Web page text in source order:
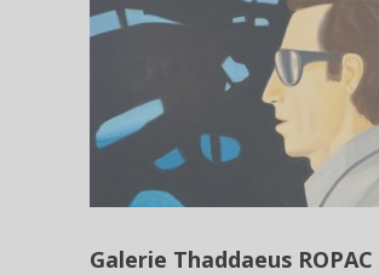
Galerie Thaddaeus